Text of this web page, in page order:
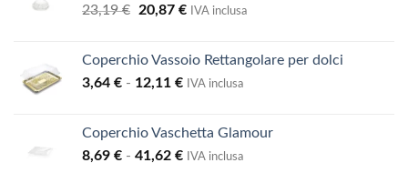
23,19€
Il
era:
23,19 €.
20,87 €Il
è:
20,87 €.
IVA inclusa
Coperchio Vassoio Rettangolare per dolci
3,64 € - 12,11 €Fascia
da
3,64 €
IVA inclusa
Coperchio Vaschetta Glamour
8,69 € - 41,62 €Fascia
IVA inclusa